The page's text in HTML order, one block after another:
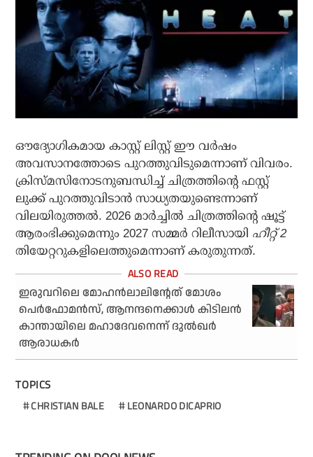
ഔദ്യോഗികമായ കാസ്റ്റ് ലിസ്റ്റ് ഈ വര്‍ഷം
അവസാനത്തോടെ പുറത്തുവിടുമെന്നാണ് വിവരം.
ക്രിസ്മസിനോടനുബന്ധിച്ച് ചിത്രത്തിന്റെ ഫസ്റ്റ്
ലുക്ക് പുറത്തുവിടാന്‍ സാധ്യതയുണ്ടെന്നാണ്
വിലയിരുത്തല്‍. 2026 മാര്‍ച്ചില്‍ ചിത്രത്തിന്റെ ഷൂട്ട്
ആരംഭിക്കുമെന്നും 2027 സമ്മര്‍ റിലീസായി ഹീറ്റ് 2
തിയേറ്ററുകളിലെത്തുമെന്നാണ് കരുതുന്നത്.
ഇരുവറിലെ മോഹന്‍ലാലിന്റേത് മോശം
പെര്‍ഫോമന്‍സ്, ആനന്ദനെക്കാള്‍ കിടിലന്‍
കാന്തായിലെ മഹാദേവനെന്ന് ദുല്‍ഖര്‍
ആരാധകര്‍
TOPICS
CHRISTIAN BALE LEONARDO DICAPRIO